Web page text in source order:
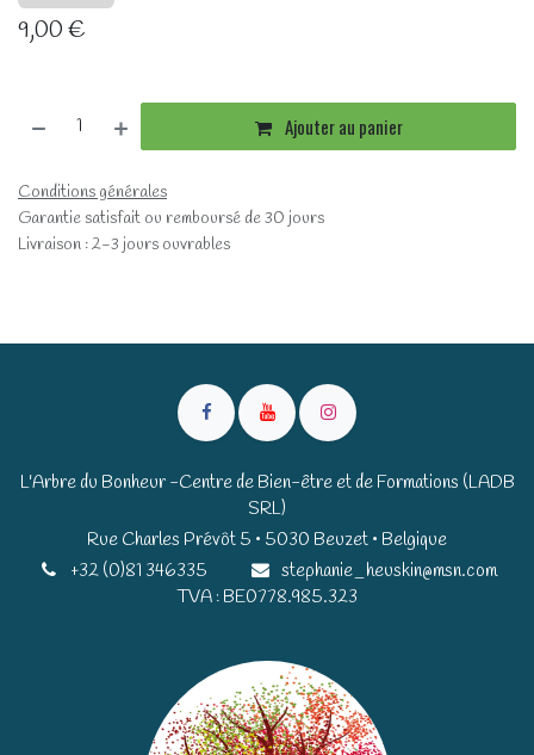
9,00€
Ajouter au panier
Conditions générales
Garantie satisfait ou remboursé de 30 jours
Livraison : 2-3 jours ouvrables
L'Arbre du Bonheur -Centre de Bien-être et de Formations (LADB
SRL)
Rue Charles Prévôt 5 • 5030 Beuzet • Belgique​​
+32 (0)81 346335
stephanie_heuskin@msn.com
TVA : BE0778.985.323